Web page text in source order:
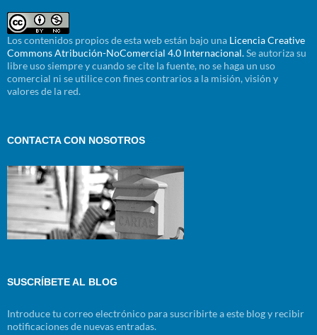
Los contenidos propios de esta web están bajo una Licencia Creative
Commons Atribución-NoComercial 4.0 Internacional.Se autoriza su
libre uso siempre y cuando se cite la fuente, no se haga un uso
comercial ni se utilice con fines contrarios a la misión, visión y
valores de la red.
CONTACTA CON NOSOTROS
SUSCRÍBETE AL BLOG
Introduce tu correo electrónico para suscribirte a este blog y recibir
notificaciones de nuevas entradas.